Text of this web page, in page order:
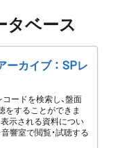
タベース
カイブ ： SPレ
ードを検索し、盤面
をすることができま
表示される資料につい
響室で閲覧・試聴する